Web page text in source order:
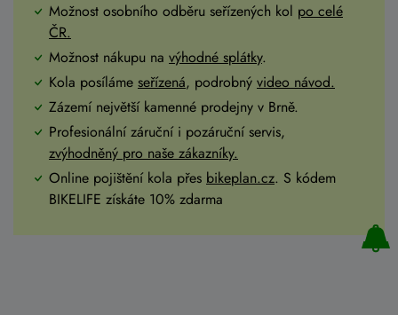
Možnost osobního odběru seřízených kol po celé
ČR.
Možnost nákupu na výhodné splátky.
Kola posíláme seřízená, podrobný video návod.
Zázemí největší kamenné prodejny v Brně.
Profesionální záruční i pozáruční servis,
zvýhodněný pro naše zákazníky.
Online pojištění kola přes bikeplan.cz. S kódem
BIKELIFE získáte 10% zdarma